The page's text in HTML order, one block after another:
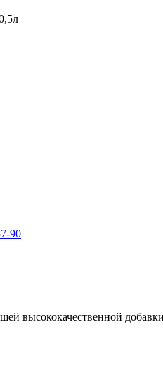
90
высококачественной